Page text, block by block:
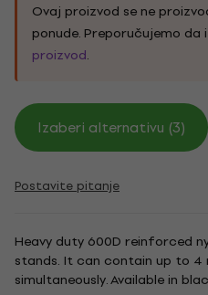
Ovaj proizvod se ne
ponude. Preporučujemo da
proizvod.
Izaberi alternativu (3)
Postavite pitanje
Heavy duty 600D reinforced
stands. It can contain up to 4
simultaneously. Available in